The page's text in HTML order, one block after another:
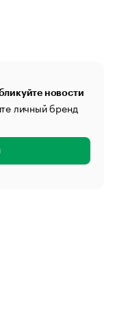
новости
личный бренд